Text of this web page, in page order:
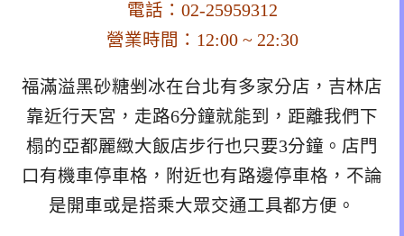
電話：02-25959312
營業時間：12:00 ~ 22:30
福滿溢黑砂糖剉冰在台北有多家分店，吉林店
靠近行天宮，走路6分鐘就能到，距離我們下
榻的亞都麗緻大飯店步行也只要3分鐘。店門
口有機車停車格，附近也有路邊停車格，不論
是開車或是搭乘大眾交通工具都方便。